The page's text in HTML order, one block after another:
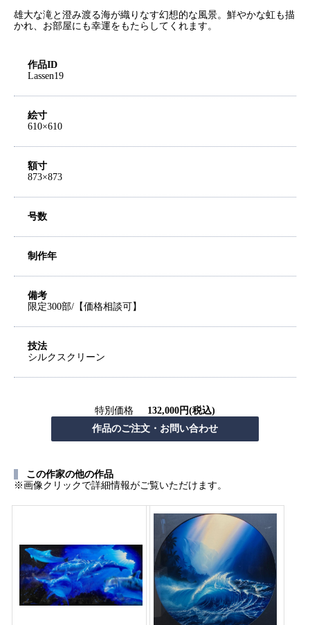
雄大な滝と澄み渡る海が織りなす幻想的な風景。鮮やかな虹も描
かれ、お部屋にも幸運をもたらしてくれます。
作品ID
Lassen19
絵寸
610×610
額寸
873×873
号数
制作年
備考
限定300部/【価格相談可】
技法
シルクスクリーン
特別価格 132,000円(税込)
この作家の他の作品
※画像クリックで詳細情報がご覧いただけます。